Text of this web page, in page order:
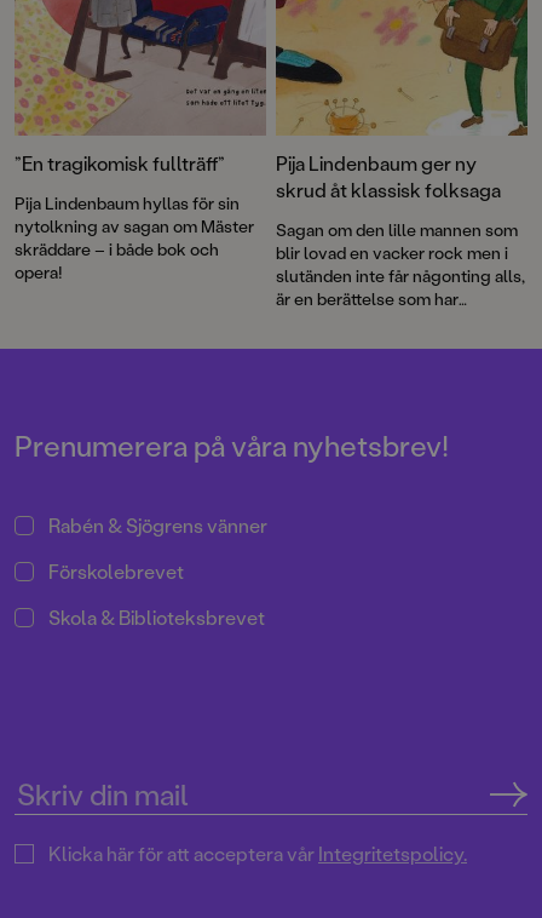
”En tragikomisk fullträff”
Pija Lindenbaum hyllas för sin
nytolkning av sagan om Mäster
skräddare – i både bok och
opera!
Pija Lindenbaum ger ny
skrud åt klassisk folksaga
Sagan om den lille mannen som
blir lovad en vacker rock men i
slutänden inte får någonting alls,
är en berättelse som har
generationer.
Prenumerera på våra nyhetsbrev!
Rabén & Sjögrens vänner
Förskolebrevet
Skola & Biblioteksbrevet
Klicka här för att acceptera vårIntegritetspolicy.